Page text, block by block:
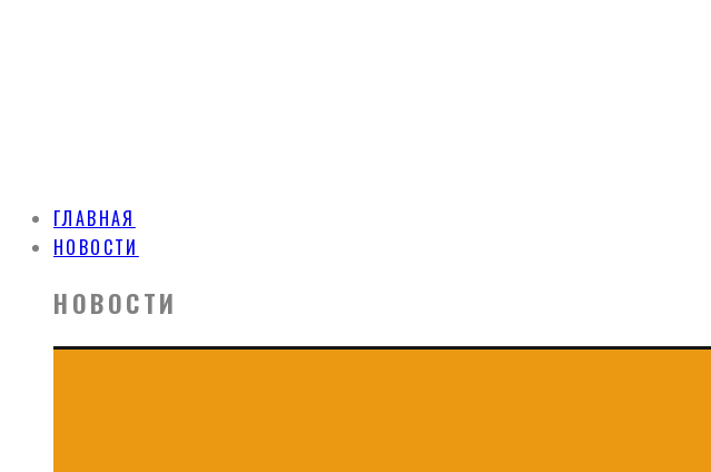
ГЛАВНАЯ
НОВОСТИ
НОВОСТИ